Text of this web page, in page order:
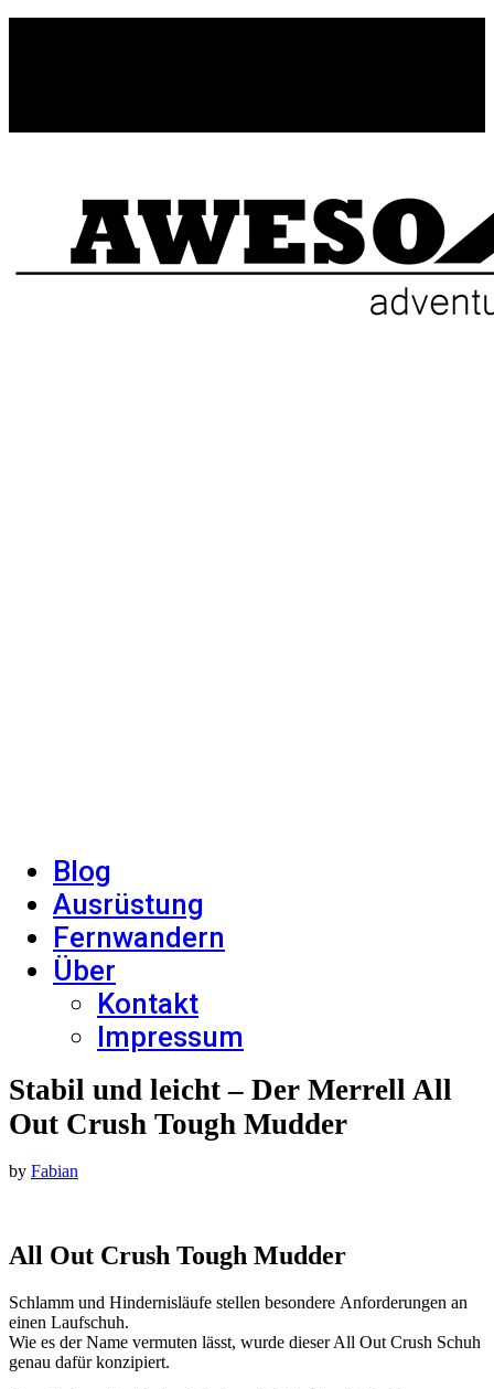
Blog
Ausrüstung
Fernwandern
Über
Kontakt
Impressum
Stabil und leicht – Der Merrell All
Out Crush Tough Mudder
by Fabian
All Out Crush Tough Mudder
Schlamm und Hindernisläufe stellen besondere Anforderungen an
einen Laufschuh.
Wie es der Name vermuten lässt, wurde dieser All Out Crush Schuh
genau dafür konzipiert.